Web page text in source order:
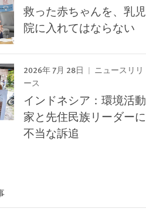
救った赤ちゃんを、乳児
院に入れてはならない
2026年 7月 28日
ニュースリリ
ース
インドネシア：環境活動
家と先住民族リーダーに
不当な訴追